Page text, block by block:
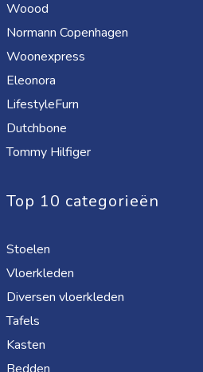
Woood
Normann Copenhagen
Woonexpress
Eleonora
LifestyleFurn
Dutchbone
Tommy Hilfiger
Top 10 categorieën
Stoelen
Vloerkleden
Diversen vloerkleden
Tafels
Kasten